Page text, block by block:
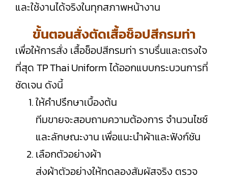
และใช้งานได้จริงในทุกสภาพหน้างาน
ขั้นตอนสั่งตัดเสื้อช็อปสีกรมท่า
เพื่อให้การสั่ง เสื้อช็อปสีกรมท่า ราบรื่นและตรงใจ
ที่สุด TP Thai Uniform ได้ออกแบบกระบวนการที่
ชัดเจน ดังนี้
ให้คำปรึกษาเบื้องต้น
ทีมขายจะสอบถามความต้องการ จำนวนไซซ์
และลักษณะงาน เพื่อแนะนำผ้าและฟังก์ชัน
เลือกตัวอย่างผ้า
ส่งผ้าตัวอย่างให้ทดลองสัมผัสจริง ตรวจ